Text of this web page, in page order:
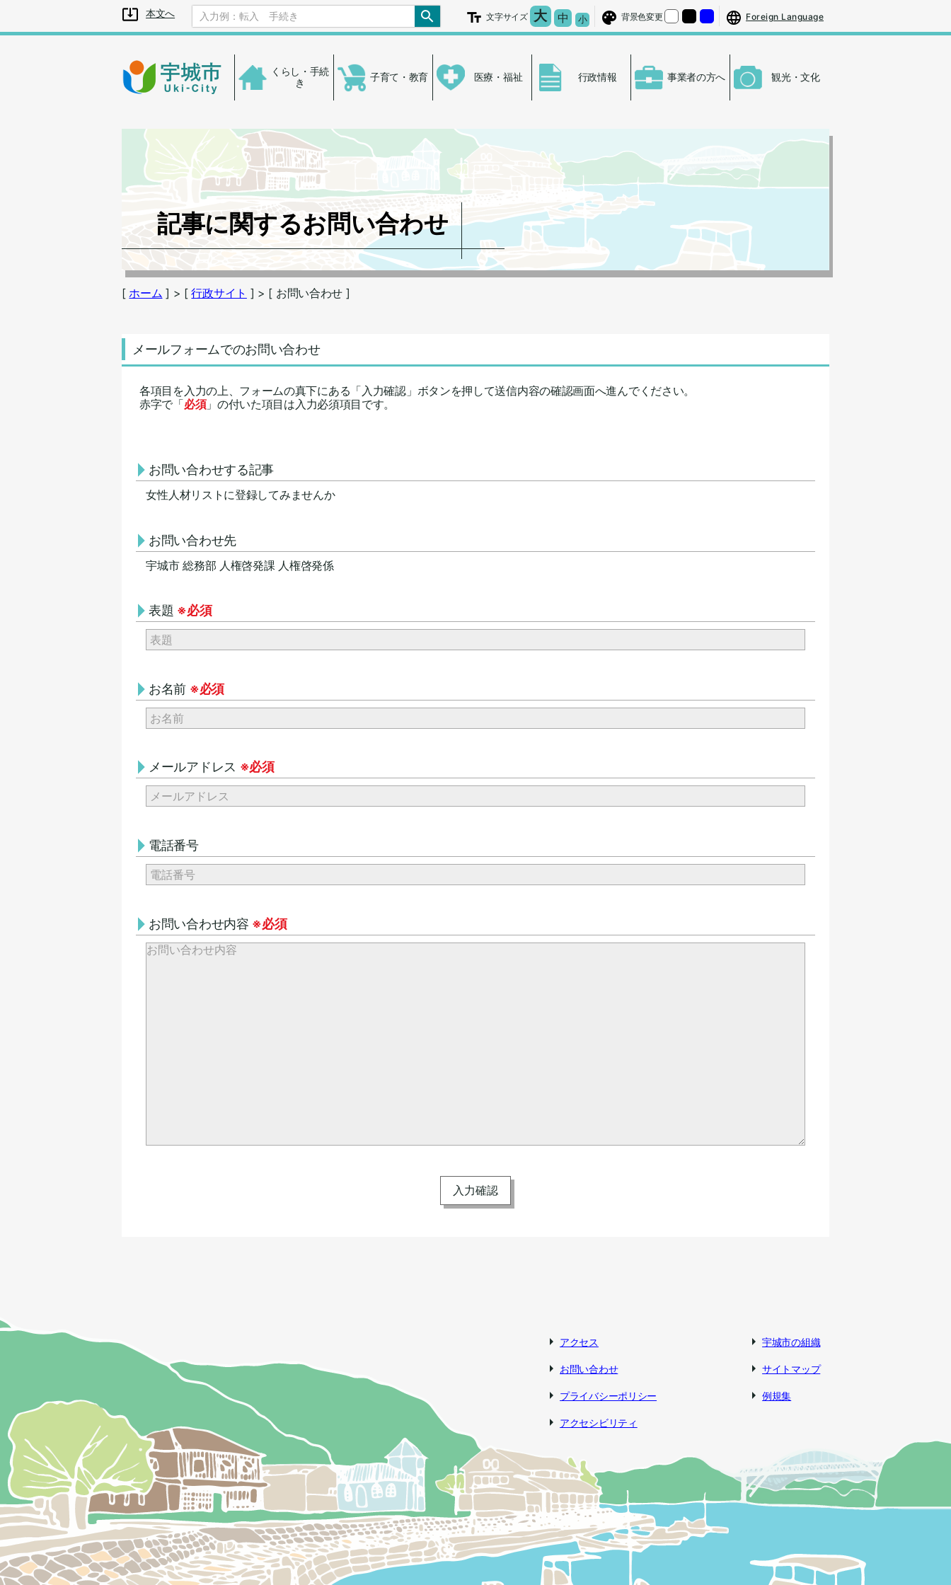
メニューを飛ばして本文へ
本文へ 文字サイズ 大文字を大きくする
中 文字の大きさをもとの大きさに戻す
小文字を小さくする
背景色変更 背景色の変更：白
背景色の変更：黒
背景色の変更：青Foreign Language
くらし・手続
き
子育て・教育 医療・福祉 行政情報 事業者の方へ 観光・文化
記事に関するお問い合わせ
[ ホーム ] > [行政サイト ] > [ お問い合わせ ]
メールフォームでのお問い合わせ
各項目を入力の上、フォームの真下にある「入力確認」ボタンを押して送信内容の確認画面へ進んでください。
赤字で「必須」の付いた項目は入力必須項目です。
お問い合わせする記事
女性人材リストに登録してみませんか
お問い合わせ先
宇城市 総務部 人権啓発課 人権啓発係
表題 ※必須
お名前 ※必須
メールアドレス ※必須
電話番号
お問い合わせ内容 ※必須
アクセス 宇城市の組織
お問い合わせ サイトマップ
プライバシーポリシー 例規集
アクセシビリティ